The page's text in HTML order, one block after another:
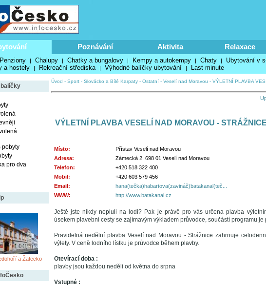
Poznávání Aktivita Relaxace
Penziony | Chalupy | Chatky a bungalovy | Kempy a autokempy | Chaty | Ubytování v
a hostely | Rekreační střediska | Výhodné balíčky ubytování | Last minute
pobyty
pro dva
a Žatecko
Úvod - Sport- Slovácko a Bílé Karpaty- Ostatní- Veselí nad Moravou - VÝLETNÍ PLAVBA
VÝLETNÍ PLAVBA VESELÍ NAD MORAVOU - STRÁŽNICE
Místo:
Přístav Veselí nad Moravou
Adresa:
Zámecká 2, 698 01 Veselí nad Moravou
Telefon:
+420 518 322 400
Mobil:
+420 603 579 456
Email:
hana(tečka)habartova(zavináč)batakanal(teč...
WWW:
http://www.batakanal.cz
Ještě jste nikdy nepluli na lodi? Pak je právě pro vás určena plavba
úsekem plavební cesty se zajímavým výkladem průvodce, součástí programu
Pravidelná nedělní plavba Veselí nad Moravou - Strážnice zahrnuje
výlety. V ceně lodního lístku je průvodce během plavby.
Otevírací doba :
plavby jsou každou neděli od května do srpna
Vstupné :